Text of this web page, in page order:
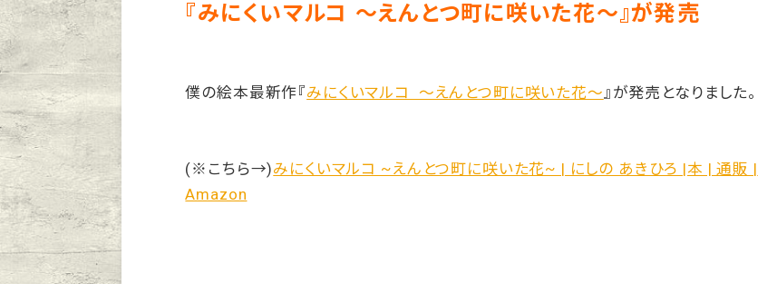
『みにくいマルコ 〜えんとつ町に咲いた花〜』が発売
僕の絵本最新作『みにくいマルコ 〜えんとつ町に咲いた花〜』が発売となりました。
(※こちら→)みにくいマルコ ~えんとつ町に咲いた花~ | にしの あきひろ |本 | 通販 |
Amazon